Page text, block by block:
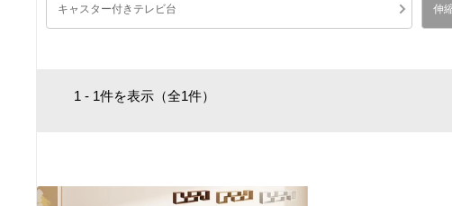
キャスター付きテレビ台 伸
1 - 1件を表示（全1件）